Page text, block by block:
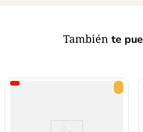
También te